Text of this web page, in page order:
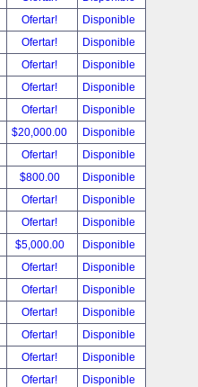
Ofertar!
Disponible
Ofertar!
Disponible
Ofertar!
Disponible
Ofertar!
Disponible
Ofertar!
Disponible
$20,000.00
Disponible
Ofertar!
Disponible
$800.00
Disponible
Ofertar!
Disponible
Ofertar!
Disponible
$5,000.00
Disponible
Ofertar!
Disponible
Ofertar!
Disponible
Ofertar!
Disponible
Ofertar!
Disponible
Ofertar!
Disponible
Ofertar!
Disponible